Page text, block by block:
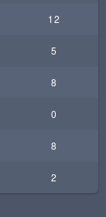
12
5
8
0
8
2